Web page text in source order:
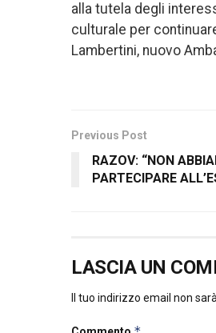
alla tutela degli
culturale per
Lambertini, nuovo
Previous Post
RAZOV: “NON
PARTECIPARE
LASCIA UN
Il tuo indirizzo email non